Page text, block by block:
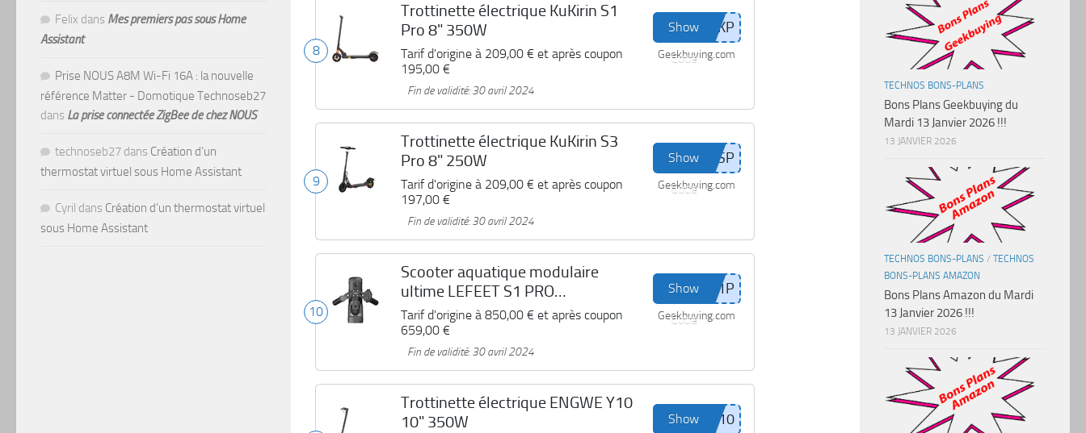
8
Trottinette électrique KuKirin S1
Pro 8" 350W
Tarif d'origine à 209,00 € et après coupon
195,00 €
Show
Code
Geekbuying.com
Fin de validité: 30 avril 2024
9
Trottinette électrique KuKirin S3
Pro 8" 250W
Tarif d'origine à 209,00 € et après coupon
197,00 €
Show
Code
Geekbuying.com
Fin de validité: 30 avril 2024
10
Scooter aquatique modulaire
ultime LEFEET S1 PRO
profondeur 40m 6 modes
Tarif d'origine à 850,00 € et après coupon
659,00 €
Show
Code
Geekbuying.com
Fin de validité: 30 avril 2024
Trottinette électrique ENGWE Y10
10" 350W
Show
Felix dans Mes premiers pas sous Home
Assistant
Prise NOUS A8M Wi-Fi 16A : la nouvelle
référence Matter - Domotique Technoseb27
dans La prise connectée ZigBee de chez NOUS
technoseb27 dans Création d’un
thermostat virtuel sous Home Assistant
Cyril dans Création d’un thermostat virtuel
sous Home Assistant
TECHNOS BONS-PLANS
Bons Plans Geekbuying du
Mardi 13 Janvier 2026 !!!
13 JANVIER 2026
TECHNOS BONS-PLANS / TECHNOS
BONS-PLANS AMAZON
Bons Plans Amazon du Mardi
13 Janvier 2026 !!!
13 JANVIER 2026